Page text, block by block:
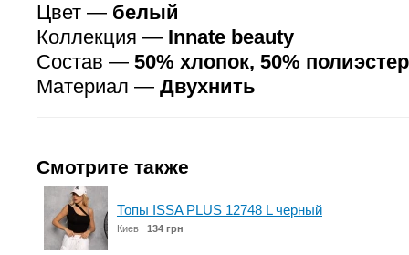
Цвет — белый
Коллекция — Innate beauty
Состав — 50% хлопок, 50% полиэстер
Материал — Двухнить
Смотрите также
Топы ISSA PLUS 12748 L черный
Киев 134 грн